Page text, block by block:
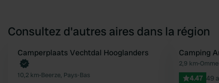
Consultez d'autres aires dans la région
Préféré
Camperplaats Vechtdal Hooglanders
10,2 km•Beerze, Pays-Bas
Camping
2,9 km•
4.47 49